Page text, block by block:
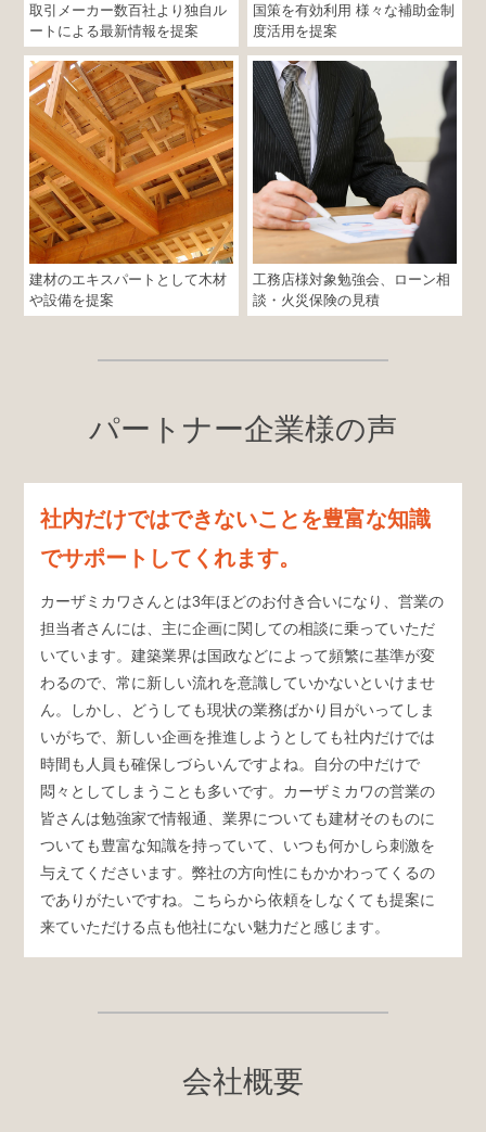
取引メーカー数百社より独自ル
ートによる最新情報を提案
国策を有効利用 様々な補助金制
度活用を提案
建材のエキスパートとして木材
や設備を提案
工務店様対象勉強会、ローン相
談・火災保険の見積
パートナー企業様の声
社内だけではできないことを豊富な知識
でサポートしてくれます。
カーザミカワさんとは3年ほどのお付き合いになり、営業の
担当者さんには、主に企画に関しての相談に乗っていただ
いています。建築業界は国政などによって頻繁に基準が変
わるので、常に新しい流れを意識していかないといけませ
ん。しかし、どうしても現状の業務ばかり目がいってしま
いがちで、新しい企画を推進しようとしても社内だけでは
時間も人員も確保しづらいんですよね。自分の中だけで
悶々としてしまうことも多いです。カーザミカワの営業の
皆さんは勉強家で情報通、業界についても建材そのものに
ついても豊富な知識を持っていて、いつも何かしら刺激を
与えてくださいます。弊社の方向性にもかかわってくるの
でありがたいですね。こちらから依頼をしなくても提案に
来ていただける点も他社にない魅力だと感じます。
会社概要